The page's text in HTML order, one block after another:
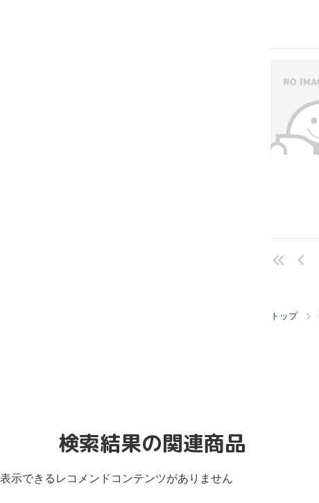
トップ
検索結果の関連商品
表示できるレコメンドコンテンツがありません